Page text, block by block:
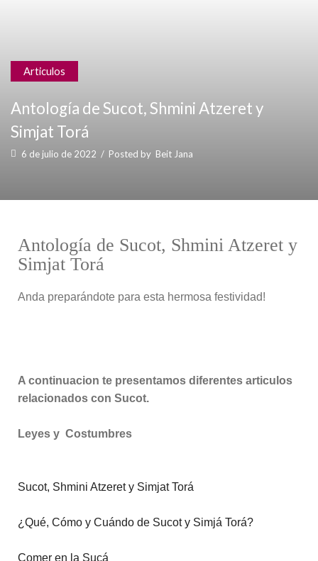
Articulos
Antología de Sucot, Shmini Atzeret y
Simjat Torá
6 de julio de 2022 / Posted by Beit Jana
Antología de Sucot, Shmini Atzeret y
Simjat Torá
Anda preparándote para esta hermosa festividad!
A continuacion te presentamos diferentes articulos
relacionados con Sucot.
Leyes y Costumbres
Sucot, Shmini Atzeret y Simjat Torá
¿Qué, Cómo y Cuándo de Sucot y Simjá Torá?
Comer en la Sucá